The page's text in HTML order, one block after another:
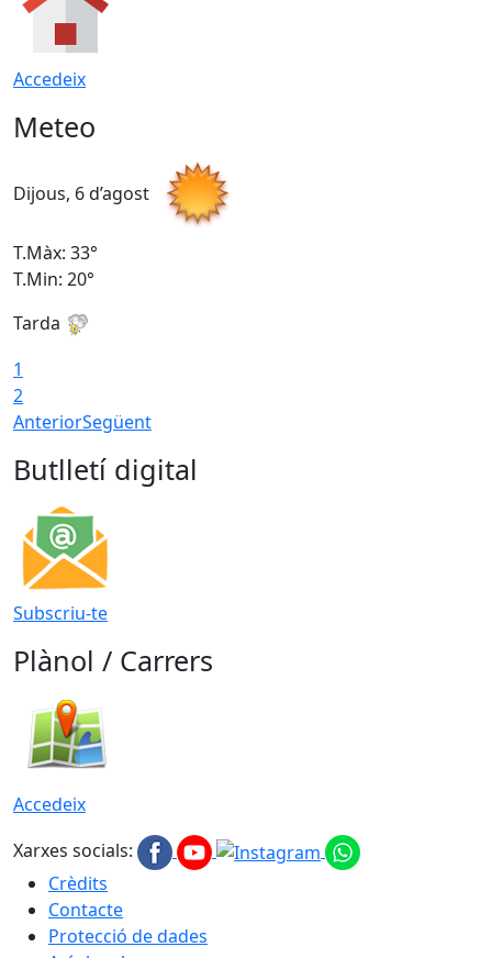
Accedeix
Meteo
Dijous, 6 d’agost
T.Màx: 33°
T.Min: 20°
Tarda
1
2
AnteriorSegüent
Butlletí digital
Subscriu-te
Plànol / Carrers
Accedeix
Xarxes socials:
Crèdits
Contacte
Protecció de dades